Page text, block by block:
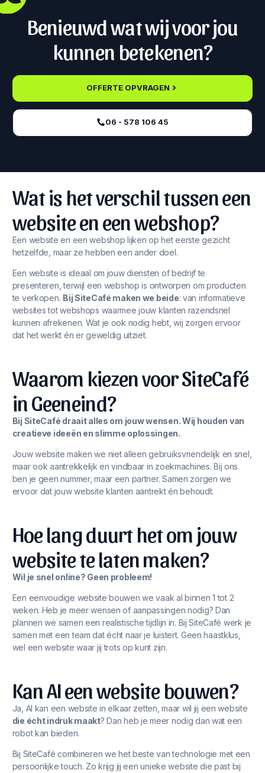
Benieuwd wat wij voor jou
kunnen betekenen?
OFFERTE OPVRAGEN
06 - 578 106 45‬
Wat is het verschil tussen een
website en een webshop?
Een website en een webshop lijken op het eerste gezicht
hetzelfde, maar ze hebben een ander doel.
Een website is ideaal om jouw diensten of bedrijf te
presenteren, terwijl een webshop is ontworpen om producten
te verkopen. Bij SiteCafé maken we beide: van informatieve
websites tot webshops waarmee jouw klanten razendsnel
kunnen afrekenen. Wat je ook nodig hebt, wij zorgen ervoor
dat het werkt én er geweldig uitziet.
Waarom kiezen voor SiteCafé
in Geeneind?
Bij SiteCafé draait alles om jouw wensen. Wij houden van
creatieve ideeën en slimme oplossingen.
Jouw website maken we niet alleen gebruiksvriendelijk en snel,
maar ook aantrekkelijk en vindbaar in zoekmachines. Bij ons
ben je geen nummer, maar een partner. Samen zorgen we
ervoor dat jouw website klanten aantrekt én behoudt.
Hoe lang duurt het om jouw
website te laten maken?
Wil je snel online? Geen probleem!
Een eenvoudige website bouwen we vaak al binnen 1 tot 2
weken. Heb je meer wensen of aanpassingen nodig? Dan
plannen we samen een realistische tijdlijn in. Bij SiteCafé werk je
samen met een team dat écht naar je luistert. Geen haastklus,
wel een website waar jij trots op kunt zijn.
Kan AI een website bouwen?
Ja, AI kan een website in elkaar zetten, maar wil jij een website
die écht indruk maakt? Dan heb je meer nodig dan wat een
robot kan bieden.
Bij SiteCafé combineren we het beste van technologie met een
persoonlijke touch. Zo krijg jij een unieke website die past bij